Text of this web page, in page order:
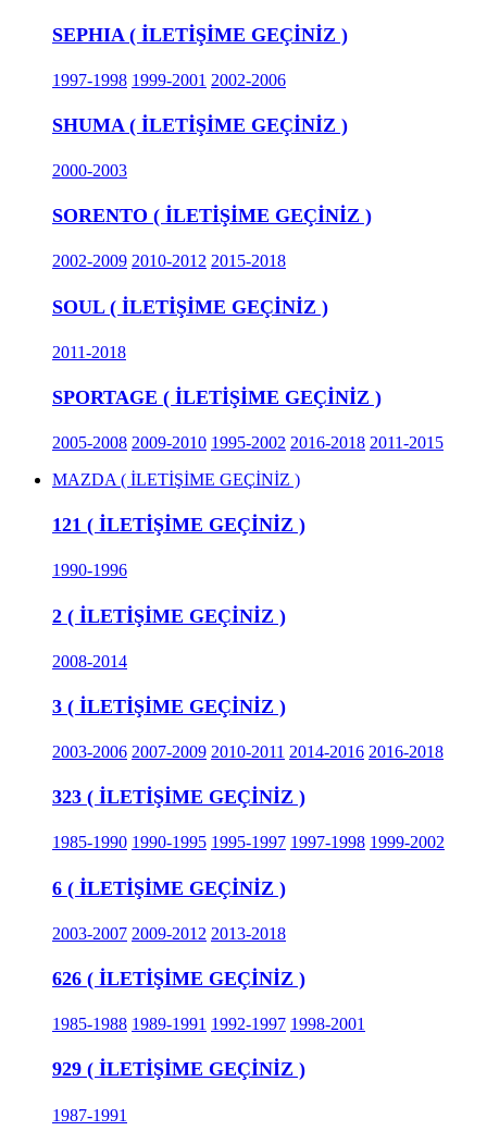
SEPHIA ( İLETİŞİME GEÇİNİZ )
1997-1998 1999-2001 2002-2006
SHUMA ( İLETİŞİME GEÇİNİZ )
2000-2003
SORENTO ( İLETİŞİME GEÇİNİZ )
2002-2009 2010-2012 2015-2018
SOUL ( İLETİŞİME GEÇİNİZ )
2011-2018
SPORTAGE ( İLETİŞİME GEÇİNİZ )
2005-2008 2009-2010 1995-2002 2016-2018 2011-2015
MAZDA ( İLETİŞİME GEÇİNİZ )
121 ( İLETİŞİME GEÇİNİZ )
1990-1996
2 ( İLETİŞİME GEÇİNİZ )
2008-2014
3 ( İLETİŞİME GEÇİNİZ )
2003-2006 2007-2009 2010-2011 2014-2016 2016-2018
323 ( İLETİŞİME GEÇİNİZ )
1985-1990 1990-1995 1995-1997 1997-1998 1999-2002
6 ( İLETİŞİME GEÇİNİZ )
2003-2007 2009-2012 2013-2018
626 ( İLETİŞİME GEÇİNİZ )
1985-1988 1989-1991 1992-1997 1998-2001
929 ( İLETİŞİME GEÇİNİZ )
1987-1991